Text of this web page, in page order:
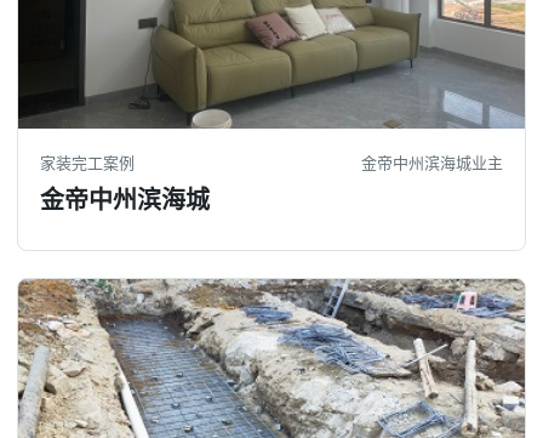
家装完工案例 金帝中州滨海城业主
金帝中州滨海城